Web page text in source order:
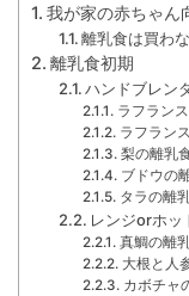
我が家の赤ちゃん
離乳食は買わ
離乳食初期
ハンドブレン
ラフラン
ラフラン
梨の離乳
ブドウの
タラの離
レンジorホッ
真鯛の離
大根と人
カボチャ